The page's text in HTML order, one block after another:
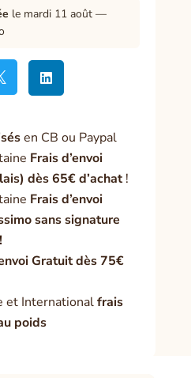
le mardi 11 août —

en CB ou Paypal
Frais d’envoi
dès 65€ d’achat!
Frais d’envoi
sans signature
Gratuit dès 75€
et Internationalfrais
poids